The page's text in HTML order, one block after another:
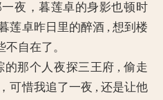
，暮莲卓的身影也顿时
莲卓昨日里的醉酒 , 想到楼
自在了。
那个人夜探三王府 , 偷走
可惜我追了一夜 , 还是让他